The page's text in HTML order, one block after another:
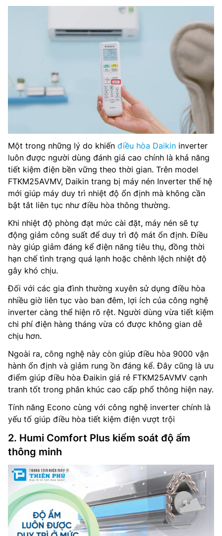
Một trong những lý do khiến điều hòa Daikin inverter
luôn được người dùng đánh giá cao chính là khả năng
tiết kiệm điện bền vững theo thời gian. Trên model
FTKM25AVMV, Daikin trang bị máy nén Inverter thế hệ
mới giúp máy duy trì nhiệt độ ổn định mà không cần
bật tắt liên tục như điều hòa thông thường.
Khi nhiệt độ phòng đạt mức cài đặt, máy nén sẽ tự
động giảm công suất để duy trì độ mát ổn định. Điều
này giúp giảm đáng kể điện năng tiêu thụ, đồng thời
hạn chế tình trạng quá lạnh hoặc chênh lệch nhiệt độ
gây khó chịu.
Đối với các gia đình thường xuyên sử dụng điều hòa
nhiều giờ liên tục vào ban đêm, lợi ích của công nghệ
inverter càng thể hiện rõ rệt. Người dùng vừa tiết kiệm
chi phí điện hàng tháng vừa có được không gian dễ
chịu hơn.
Ngoài ra, công nghệ này còn giúp điều hòa 9000 vận
hành ổn định và giảm rung ồn đáng kể. Đây cũng là ưu
điểm giúp điều hòa Đaikin giá rẻ FTKM25AVMV cạnh
tranh tốt trong phân khúc cao cấp phổ thông hiện nay.
Tính năng Econo cùng với công nghệ inverter chính là
yếu tố giúp điều hòa tiết kiệm điện vượt trội
2. Humi Comfort Plus kiểm soát độ ẩm
thông minh